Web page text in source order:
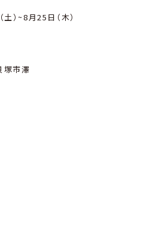
）~8月25日（木）
塚市澤